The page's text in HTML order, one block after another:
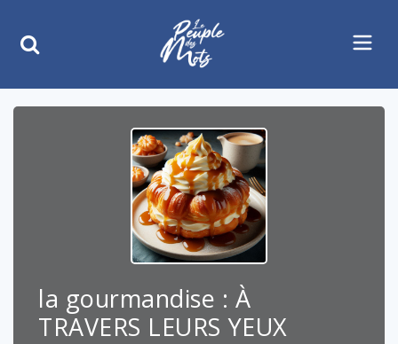
la gourmandise : À
TRAVERS LEURS YEUX